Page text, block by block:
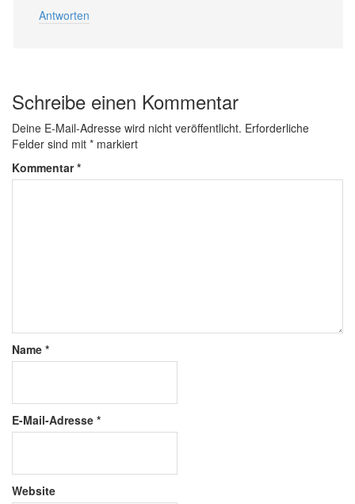
Antworten
Schreibe einen Kommentar
Deine E-Mail-Adresse wird nicht veröffentlicht. Erforderliche
Felder sind mit * markiert
Kommentar*
Name *
E-Mail-Adresse *
Website